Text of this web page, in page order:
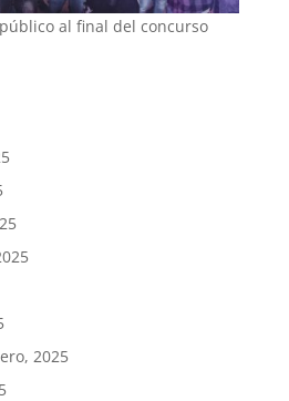
al final del concurso
2025